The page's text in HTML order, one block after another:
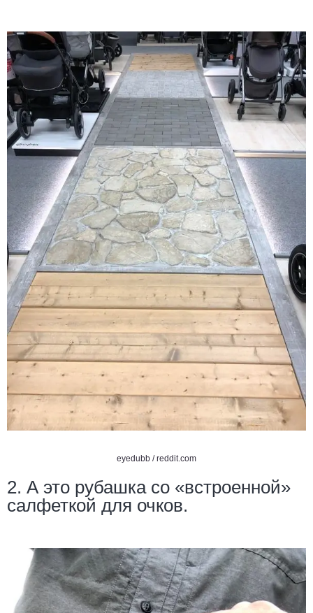
eyedubb /reddit.com
2. А это рубашка со «встроенной»
салфеткой для очков.